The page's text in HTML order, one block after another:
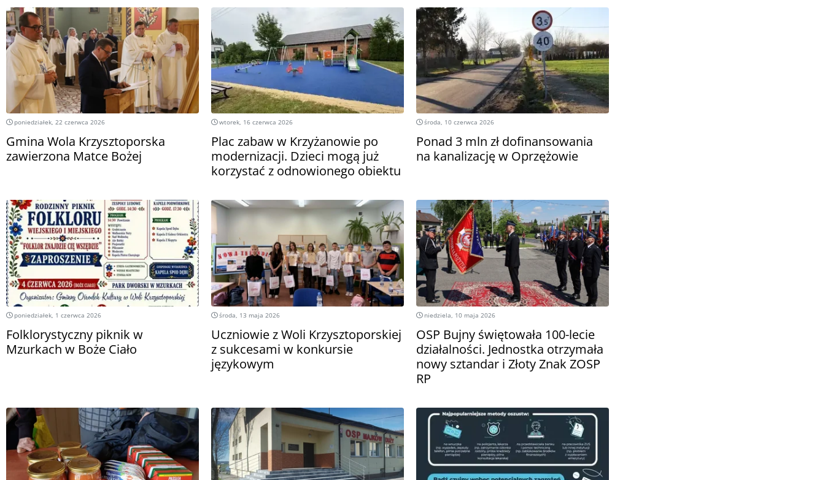
poniedziałek, 22 czerwca 2026
Gmina Wola Krzysztoporska
zawierzona Matce Bożej
wtorek, 16 czerwca 2026
Plac zabaw w Krzyżanowie po
modernizacji. Dzieci mogą już
korzystać z odnowionego obiektu
środa, 10 czerwca 2026
Ponad 3 mln zł dofinansowania
na kanalizację w Oprzężowie
poniedziałek, 1 czerwca 2026
Folklorystyczny piknik w
Mzurkach w Boże Ciało
środa, 13 maja 2026
Uczniowie z Woli Krzysztoporskiej
z sukcesami w konkursie
językowym
niedziela, 10 maja 2026
OSP Bujny świętowała 100-lecie
działalności. Jednostka otrzymała
nowy sztandar i Złoty Znak ZOSP
RP